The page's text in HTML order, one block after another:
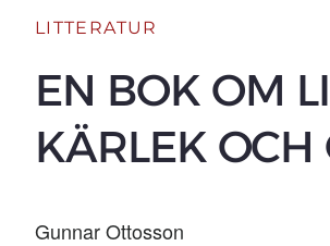
LITTERATUR
EN BOK OM
KÄRLEK OCH
Gunnar Ottosson